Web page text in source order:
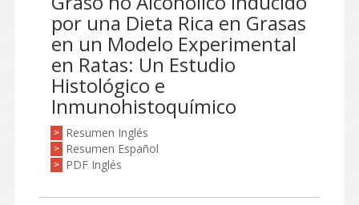
por una Dieta Rica en Grasas
en un Modelo Experimental
en Ratas: Un Estudio
Histológico e
Inmunohistoquímico
> Resumen Inglés
> Resumen Español
> PDF Inglés